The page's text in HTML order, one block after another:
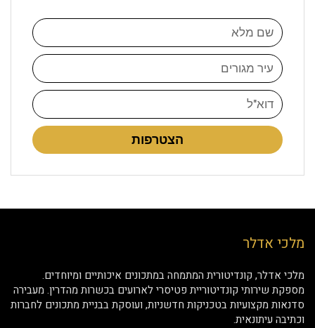
הצטרפות
מלכי אדלר
מלכי אדלר, קונדיטורית המתמחה במתכונים איכותיים ומיוחדים.
מספקת שירותי קונדיטוריית פטיסרי לארועים בכשרות מהדרין. מעבירה
סדנאות מקצועיות בטכניקות חדשניות, ועוסקת בבניית מתכונים לחברות
וכתיבה עיתונאית.